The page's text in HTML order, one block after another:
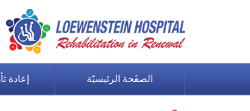
Hospital
الصفَحة الرئيسيّة إعادة